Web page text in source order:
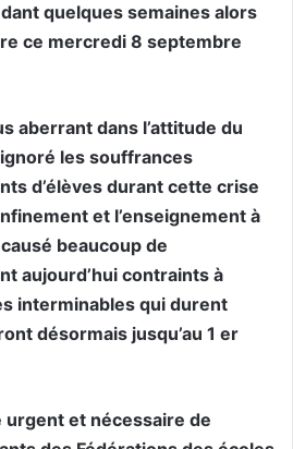
quelques semaines alors
ce mercredi 8 septembre
aberrant dans l’attitude du
ignoré les souffrances
d’élèves durant cette crise
et l’enseignement à
beaucoup de
aujourd’hui contraints à
interminables qui durent
désormais jusqu’au 1 er
urgent et nécessaire de